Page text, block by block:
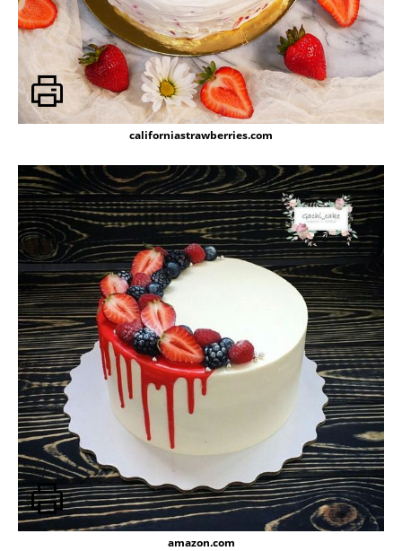
californiastrawberries.com
amazon.com